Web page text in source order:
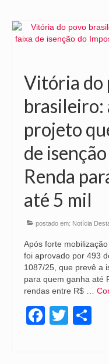
Vitória do
brasileiro:
projeto
de
Renda
até 5 mil
postado em: Notícia
Após forte
foi aprovado por 493
1087/25, que prevê a
para quem ganha até
rendas entre R$ …